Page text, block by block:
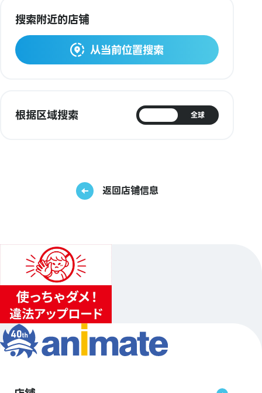
搜索附近的店铺
从当前位置搜索
根据区域搜索 全球
返回店铺信息